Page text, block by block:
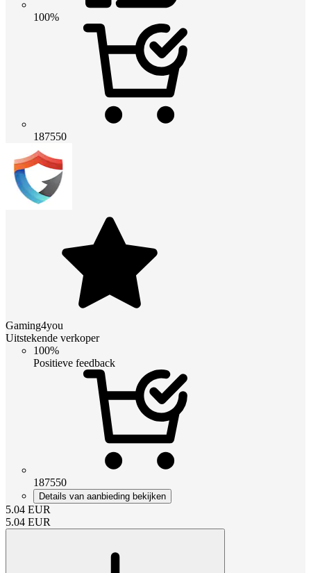
100%
187550
Gaming4you
Uitstekende verkoper
100%
Positieve feedback
187550
Details van aanbieding bekijken
5.04 EUR
5.04 EUR